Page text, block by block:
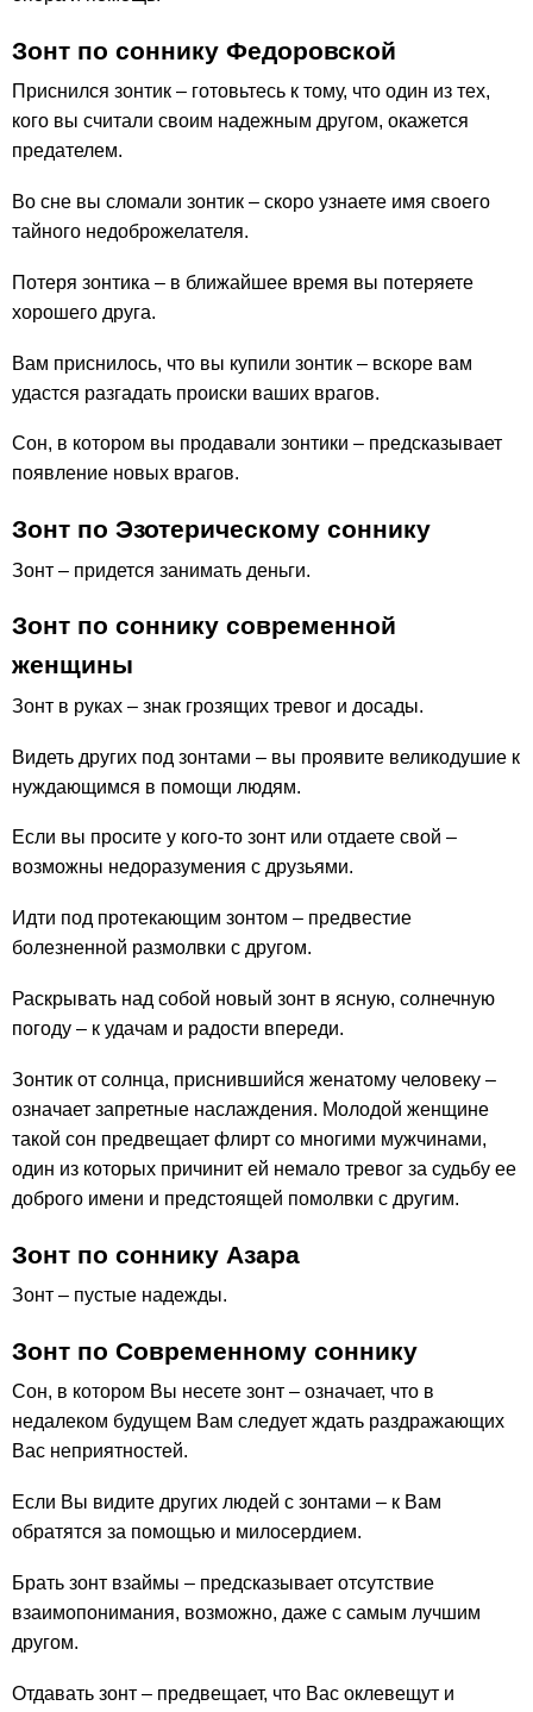
Зонт по соннику Федоровской
Приснился зонтик – готовьтесь к тому, что один из тех,
кого вы считали своим надежным другом, окажется
предателем.
Во сне вы сломали зонтик – скоро узнаете имя своего
тайного недоброжелателя.
Потеря зонтика – в ближайшее время вы потеряете
хорошего друга.
Вам приснилось, что вы купили зонтик – вскоре вам
удастся разгадать происки ваших врагов.
Сон, в котором вы продавали зонтики – предсказывает
появление новых врагов.
Зонт по Эзотерическому соннику
Зонт – придется занимать деньги.
Зонт по соннику современной
женщины
Зонт в руках – знак грозящих тревог и досады.
Видеть других под зонтами – вы проявите великодушие к
нуждающимся в помощи людям.
Если вы просите у кого-то зонт или отдаете свой –
возможны недоразумения с друзьями.
Идти под протекающим зонтом – предвестие
болезненной размолвки с другом.
Раскрывать над собой новый зонт в ясную, солнечную
погоду – к удачам и радости впереди.
Зонтик от солнца, приснившийся женатому человеку –
означает запретные наслаждения. Молодой женщине
такой сон предвещает флирт со многими мужчинами,
один из которых причинит ей немало тревог за судьбу ее
доброго имени и предстоящей помолвки с другим.
Зонт по соннику Азара
Зонт – пустые надежды.
Зонт по Современному соннику
Сон, в котором Вы несете зонт – означает, что в
недалеком будущем Вам следует ждать раздражающих
Вас неприятностей.
Если Вы видите других людей с зонтами – к Вам
обратятся за помощью и милосердием.
Брать зонт взаймы – предсказывает отсутствие
взаимопонимания, возможно, даже с самым лучшим
другом.
Отдавать зонт – предвещает, что Вас оклевещут и